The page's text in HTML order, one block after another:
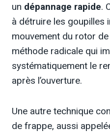
un dépannage rapide.
à détruire les goupilles
mouvement du rotor de
méthode radicale qui
systématiquement le
après l’ouverture.
Une autre technique
de frappe, aussi